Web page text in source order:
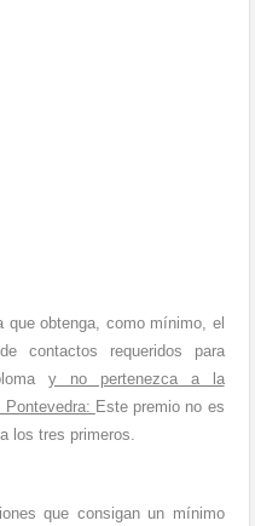
que obtenga, como mínimo, el
contactos requeridos para
y no pertenezca a la
Pontevedra: Este premio no es
los tres primeros.
que consigan un mínimo